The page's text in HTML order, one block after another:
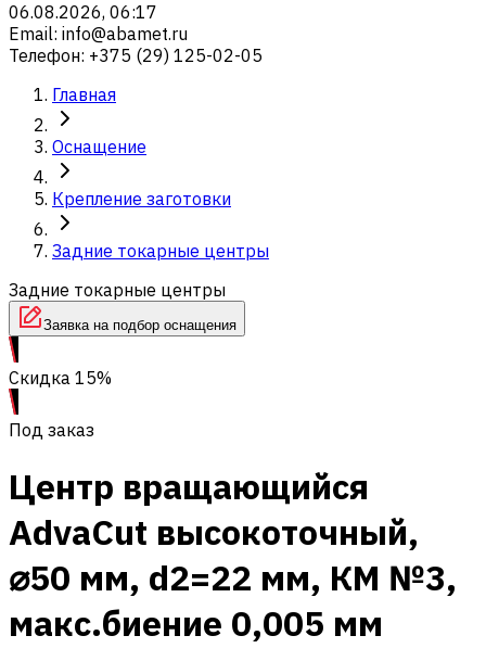
06.08.2026, 06:17
Email: info@abamet.ru
Телефон: +375 (29) 125-02-05
Главная
Оснащение
Крепление заготовки
Задние токарные центры
Задние токарные центры
Заявка на подбор оснащения
Скидка 15%
Под заказ
Центр вращающийся
AdvaCut высокоточный,
⌀50 мм, d2=22 мм, КМ №3,
макс.биение 0,005 мм